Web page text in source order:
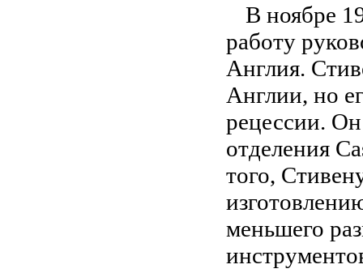
В ноябре
работу
Англия.
Англии, но
рецессии.
отделения
того,
меньшего